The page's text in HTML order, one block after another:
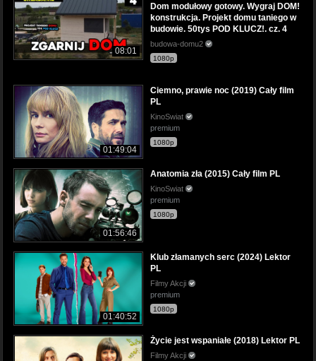
08:01
Dom modułowy gotowy. Wygraj DOM!
konstrukcja. Projekt domu taniego w
budowie. 50tys POD KLUCZ!. cz. 4
budowa-domu2
1080p
01:49:04
Ciemno, prawie noc (2019) Cały film
PL
KinoSwiat
premium
1080p
01:56:46
Anatomia zła (2015) Cały film PL
KinoSwiat
premium
1080p
01:40:52
Klub złamanych serc (2024) Lektor
PL
Filmy Akcji
premium
1080p
Życie jest wspaniałe (2018) Lektor PL
Filmy Akcji